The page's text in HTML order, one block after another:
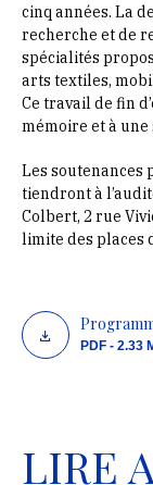
cinq années. La
recherche et de
spécialités
arts textiles,
Ce travail de fin
mémoire et à
Les soutenances
tiendront à
Colbert, 2 rue
limite des places
PDF - 2.33
LIRE